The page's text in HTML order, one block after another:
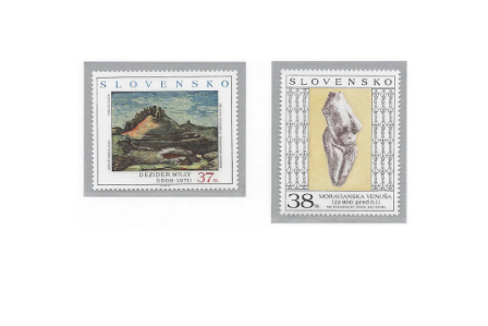
hviezdičiek.